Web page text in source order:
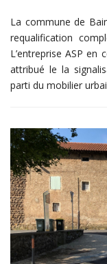
La commune de
requalification
L’entreprise ASP en
attribué le la
parti du mobilier